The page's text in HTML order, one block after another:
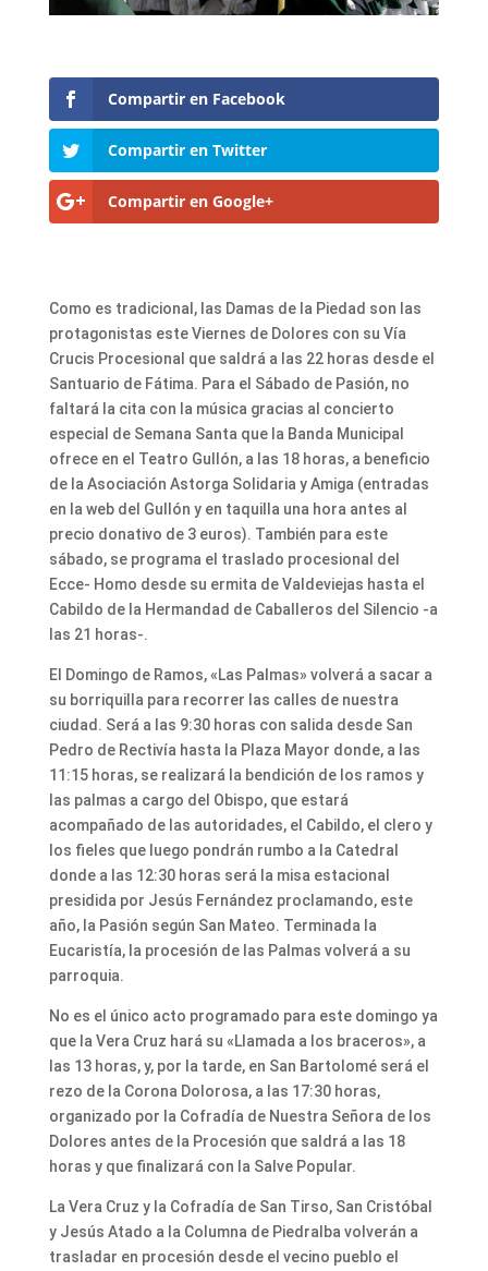
Compartir en Facebook
Compartir en Twitter
Compartir en Google+
Como es tradicional, las Damas de la Piedad son las
protagonistas este Viernes de Dolores con su Vía
Crucis Procesional que saldrá a las 22 horas desde el
Santuario de Fátima. Para el Sábado de Pasión, no
faltará la cita con la música gracias al concierto
especial de Semana Santa que la Banda Municipal
ofrece en el Teatro Gullón, a las 18 horas, a beneficio
de la Asociación Astorga Solidaria y Amiga (entradas
en la web del Gullón y en taquilla una hora antes al
precio donativo de 3 euros). También para este
sábado, se programa el traslado procesional del
Ecce- Homo desde su ermita de Valdeviejas hasta el
Cabildo de la Hermandad de Caballeros del Silencio -a
las 21 horas-.
El Domingo de Ramos, «Las Palmas» volverá a sacar a
su borriquilla para recorrer las calles de nuestra
ciudad. Será a las 9:30 horas con salida desde San
Pedro de Rectivía hasta la Plaza Mayor donde, a las
11:15 horas, se realizará la bendición de los ramos y
las palmas a cargo del Obispo, que estará
acompañado de las autoridades, el Cabildo, el clero y
los fieles que luego pondrán rumbo a la Catedral
donde a las 12:30 horas será la misa estacional
presidida por Jesús Fernández proclamando, este
año, la Pasión según San Mateo. Terminada la
Eucaristía, la procesión de las Palmas volverá a su
parroquia.
No es el único acto programado para este domingo ya
que la Vera Cruz hará su «Llamada a los braceros», a
las 13 horas, y, por la tarde, en San Bartolomé será el
rezo de la Corona Dolorosa, a las 17:30 horas,
organizado por la Cofradía de Nuestra Señora de los
Dolores antes de la Procesión que saldrá a las 18
horas y que finalizará con la Salve Popular.
La Vera Cruz y la Cofradía de San Tirso, San Cristóbal
y Jesús Atado a la Columna de Piedralba volverán a
trasladar en procesión desde el vecino pueblo el